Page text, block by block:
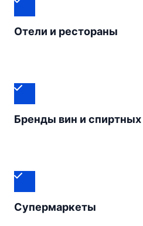
Отели и рестораны
Бренды вин и спиртных
Супермаркеты